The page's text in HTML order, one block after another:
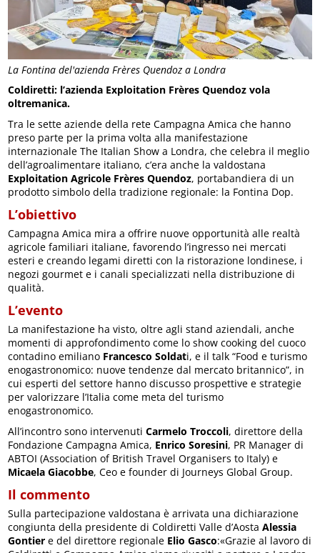
La Fontina del'azienda Frères Quendoz a Londra
Coldiretti: l’azienda Exploitation Frères Quendoz vola
oltremanica.
Tra le sette aziende della rete Campagna Amica che hanno
preso parte per la prima volta alla manifestazione
internazionale The Italian Show a Londra, che celebra il meglio
dell’agroalimentare italiano, c’era anche la valdostana
Exploitation Agricole Frères Quendoz, portabandiera di un
prodotto simbolo della tradizione regionale: la Fontina Dop.
L’obiettivo
Campagna Amica mira a offrire nuove opportunità alle realtà
agricole familiari italiane, favorendo l’ingresso nei mercati
esteri e creando legami diretti con la ristorazione londinese, i
negozi gourmet e i canali specializzati nella distribuzione di
qualità.
L’evento
La manifestazione ha visto, oltre agli stand aziendali, anche
momenti di approfondimento come lo show cooking del cuoco
contadino emiliano Francesco Soldati, e il talk “Food e turismo
enogastronomico: nuove tendenze dal mercato britannico”, in
cui esperti del settore hanno discusso prospettive e strategie
per valorizzare l’Italia come meta del turismo
enogastronomico.
All’incontro sono intervenutiCarmelo Troccoli, direttore della
Fondazione Campagna Amica, Enrico Soresini, PR Manager di
ABTOI (Association of British Travel Organisers to Italy) e
Micaela Giacobbe, Ceo e founder di Journeys Global Group.
Il commento
Sulla partecipazione valdostana è arrivata una dichiarazione
congiunta della presidente di Coldiretti Valle d’Aosta Alessia
Gontier e del direttore regionale Elio Gasco:«Grazie al lavoro di